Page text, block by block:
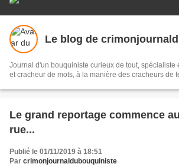
Le blog de
Journal d'un bouquiniste curieux de tout, spécialiste
et cracheur de mots, à la manière des cracheurs de
Le grand reportage commence
rue...
Publié le 01/11/2019 à 18:51
Par crimonjournaldubouquiniste